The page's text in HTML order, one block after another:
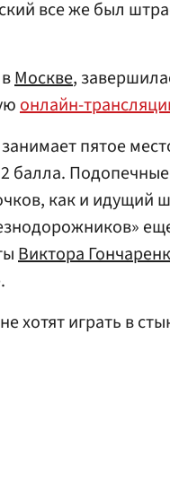
все же был
Москве,
онлайн-
пятое
балла.
как и идущий
Виктора
хотят играть в